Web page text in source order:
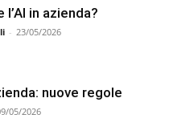
in azienda?
- 23/05/2026
nuove regole
05/2026